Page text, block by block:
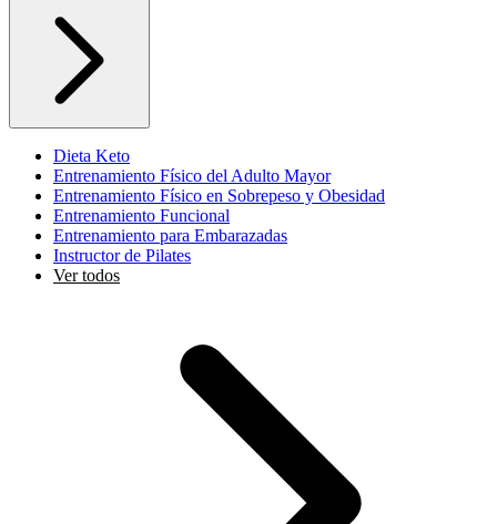
Dieta Keto
Entrenamiento Físico del Adulto Mayor
Entrenamiento Físico en Sobrepeso y Obesidad
Entrenamiento Funcional
Entrenamiento para Embarazadas
Instructor de Pilates
Ver todos